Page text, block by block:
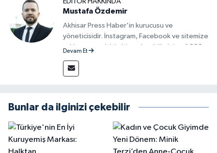
Mustafa Özdemir
Akhisar Press Haber'in kurucusu ve
yöneticisidir. İnstagram, Facebook ve sitemize
reklam vermek için bize ulaşabilirsiniz - 0555
Devam Et
Bunlar da ilginizi çekebilir